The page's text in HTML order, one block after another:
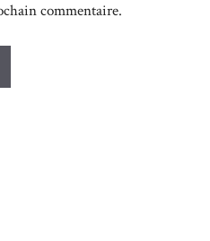
commentaire.